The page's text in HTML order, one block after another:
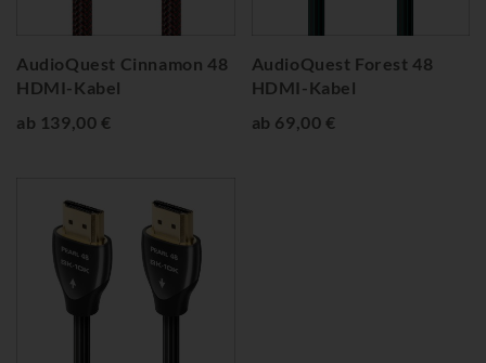
AudioQuest Cinnamon 48
HDMI-Kabel
ab 139,00 €
AudioQuest Forest 48
HDMI-Kabel
ab 69,00 €